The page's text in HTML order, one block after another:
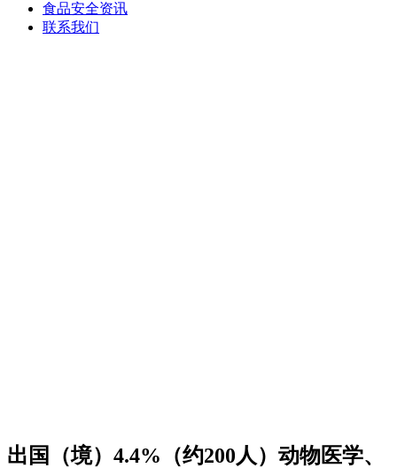
食品安全资讯
联系我们
出国（境）4.4%（约200人）动物医学、